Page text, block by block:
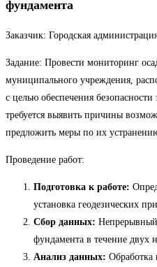
фундамента
Заказчик: Городская
Задание: Провести мониторинг
муниципального учреждения,
с целью обеспечения
требуется выявить причины
предложить меры по их
Проведение работ:
Подготовка к работе:
установка геодезических
Сбор данных:
фундамента в течение двух
Анализ данных: